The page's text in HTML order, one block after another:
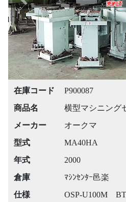
売約済
Previous
在庫コード
P900087
商品名
横型マシニング
メーカー
オークマ
型式
MA40HA
年式
2000
倉庫
ﾏｼﾝｾﾝﾀｰ邑楽
仕様
OSP-U100M